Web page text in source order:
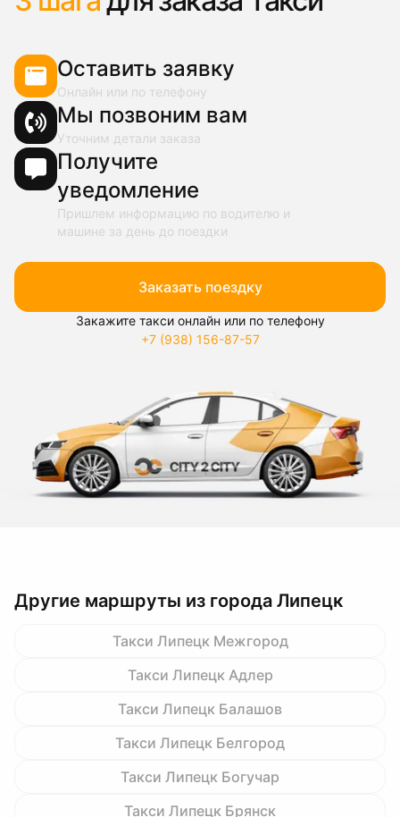
Оставить заявку
Онлайн или по телефону
Мы позвоним вам
Уточним детали заказа
Получите
уведомление
Пришлем информацию по водителю и
машине за день до поездки
Заказать поездку
Закажите такси онлайн или по телефону
+7 (938) 156-87-57
Другие маршруты из города Липецк
Такси Липецк Межгород
Такси Липецк Адлер
Такси Липецк Балашов
Такси Липецк Белгород
Такси Липецк Богучар
Такси Липецк Брянск